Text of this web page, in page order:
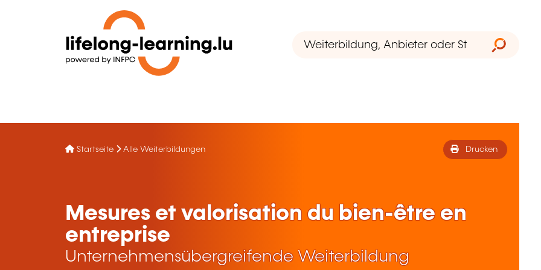
Startseite Alle Weiterbildungen Drucken
Mesures et valorisation du bien-être en
entreprise
Unternehmensübergreifende Weiterbildung